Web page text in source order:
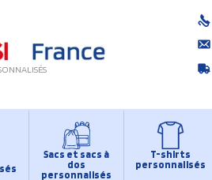
Sacs et sacs à
dos
personnalisés
T-shirts
personnalisés